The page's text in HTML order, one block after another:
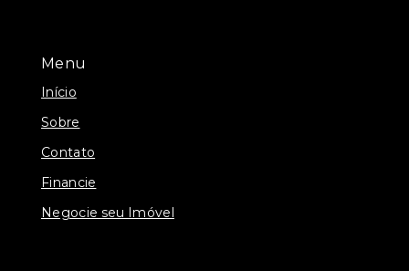
Menu
Início
Sobre
Contato
Financie
Negocie seu Imóvel